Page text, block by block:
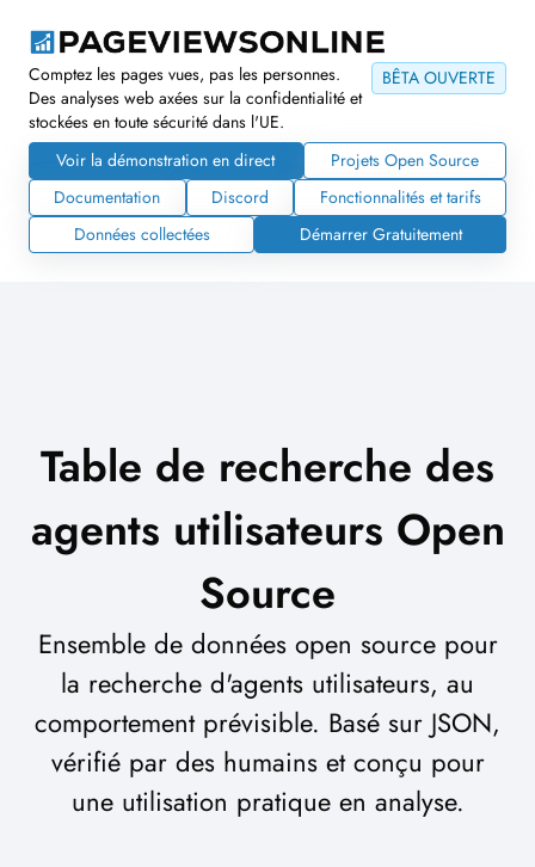
BÊTA OUVERTE
Comptez les pages vues, pas les personnes.
Des analyses web axées sur la confidentialité et
stockées en toute sécurité dans l'UE.
Voir la démonstration en direct
Projets Open Source
Documentation
Discord
Fonctionnalités et tarifs
Données collectées
Démarrer Gratuitement
Table de recherche des
agents utilisateurs Open
Source
Ensemble de données open source pour
la recherche d'agents utilisateurs, au
comportement prévisible. Basé sur JSON,
vérifié par des humains et conçu pour
une utilisation pratique en analyse.